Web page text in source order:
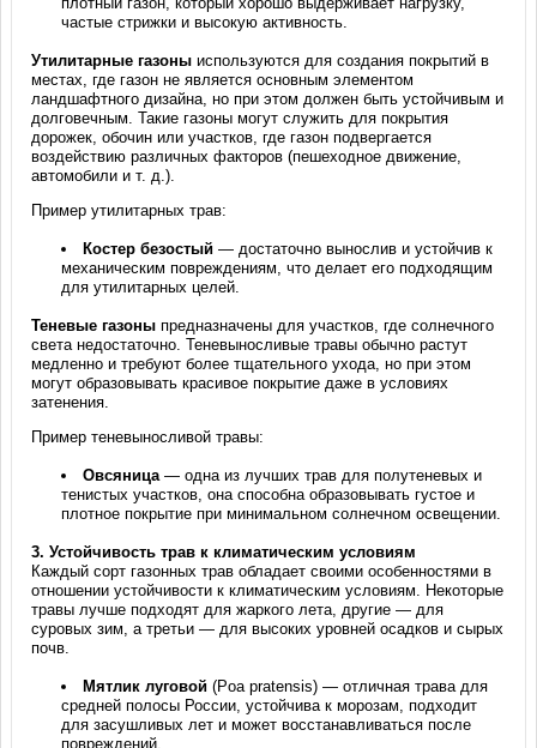
частые стрижки и высокую активность.
Утилитарные газоны используются для создания покрытий в
местах, где газон не является основным элементом
ландшафтного дизайна, но при этом должен быть устойчивым и
долговечным. Такие газоны могут служить для покрытия
дорожек, обочин или участков, где газон подвергается
воздействию различных факторов (пешеходное движение,
автомобили и т. д.).
Пример утилитарных трав:
Костер безостый — достаточно вынослив и устойчив к
механическим повреждениям, что делает его подходящим
для утилитарных целей.
Теневые газоны предназначены для участков, где солнечного
света недостаточно. Теневыносливые травы обычно растут
медленно и требуют более тщательного ухода, но при этом
могут образовывать красивое покрытие даже в условиях
затенения.
Пример теневыносливой травы:
Овсяница— одна из лучших трав для полутеневых и
тенистых участков, она способна образовывать густое и
плотное покрытие при минимальном солнечном освещении.
3.Устойчивость трав к климатическим условиям
Каждый сорт газонных трав обладает своими особенностями в
отношении устойчивости к климатическим условиям. Некоторые
травы лучше подходят для жаркого лета, другие — для
суровых зим, а третьи — для высоких уровней осадков и сырых
почв.
Мятлик луговой (Poa pratensis) — отличная трава для
средней полосы России, устойчива к морозам, подходит
для засушливых лет и может восстанавливаться после
повреждений.